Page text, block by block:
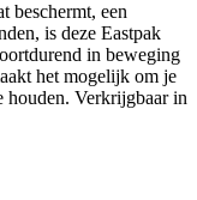
beschermt, een
is deze Eastpak
in beweging
het mogelijk om je
houden. Verkrijgbaar in